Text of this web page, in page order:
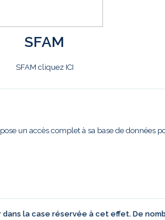
SFAM
SFAM cliquez ICI
un accès complet à sa base de données
la case réservée à cet effet. De